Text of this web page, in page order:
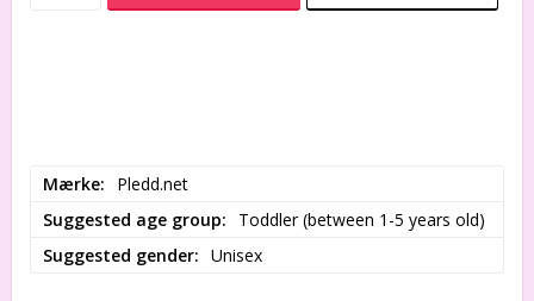
Mærke
Pledd.net
Suggested age group
Toddler (between 1-5 years old)
Suggested gender
Unisex